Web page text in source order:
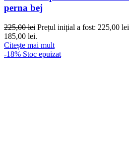
perna bej
225,00lei Prețul inițial a fost: 225,00
185,00 lei.
Citește mai mult
-18% Stoc epuizat